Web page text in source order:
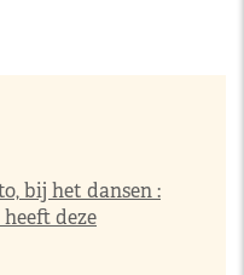
bij het dansen :
deze